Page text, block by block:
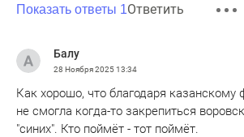
Показать ответы 1Ответить
Балу
28 Ноября 202513:34
Как хорошо, что благодаря казанскому
не смогла когда-то закрепиться
"синих". Кто поймёт - тот поймёт.